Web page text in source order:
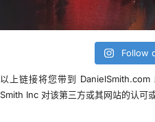
Follow
以上链接将您带到
Smith Inc 对该第三方或其网站的认可